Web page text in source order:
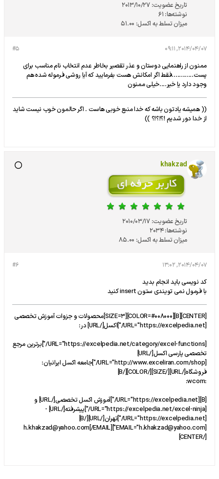
تاریخ عضویت: 2013/10/27
نوشته‌ها: 61
میزان تسلط به اکسل: 51.00
#5 2014/04/07, 09:11
ممنون از راهنمایی دوستان و عذر تقصیر بخاطر عدم انتخاب نام مناسب برای
پست............فقط اگر امکانش هست بفرمایید که آیا روشی فرموله شده هم
وجود دارد یا خیر....خیلی ممنون
(( همیشه یادتون باشه که خدا منبع خوبی هاست . اگر حالمون خوب نیست شاید
از خدا دور شدیم !؟!؟!؟ ))
khakzad
تاریخ عضویت: 2010/03/17
نوشته‌ها:2034
میزان تسلط به اکسل: 85.00
#6 2014/04/07, 13:02
کد نویسی باید انجام بدید
با فرمول نمی تویندی ستون insert کنید
[CENTER][B][COLOR=#008000][SIZE=3]محصولات و جزوات آموزش تخصصی
[URL="https://excelpedia.net/"]اکسل[/URL] در:
[URL="https://excelpedia.net/category/excel-functions/"]برترین مرجع
تخصصی پارسی اکسل[/URL]
[URL="http://www.exceliran.com/shop/"]جامعه اكسل ايرانيان:
فروشگاه[/URL][/SIZE][/COLOR][/B]
:wcom:
[B][URL="https://excelpedia.net/"]آموزش اکسل تخصصی[/URL] و
[URL="https://excelpedia.net/excel-ninja/"]پیشرفته[/URL] -
[URL="https://excelpedia.net/"]تهران[/URL][/B]
[EMAIL="h.khakzad@yahoo.com"]h.khakzad@yahoo.com[/EMAIL]
[/CENTER]